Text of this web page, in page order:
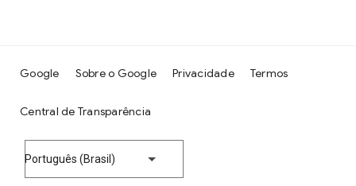
Google Sobre o Google Privacidade Termos
Central de Transparência
Português (Brasil)